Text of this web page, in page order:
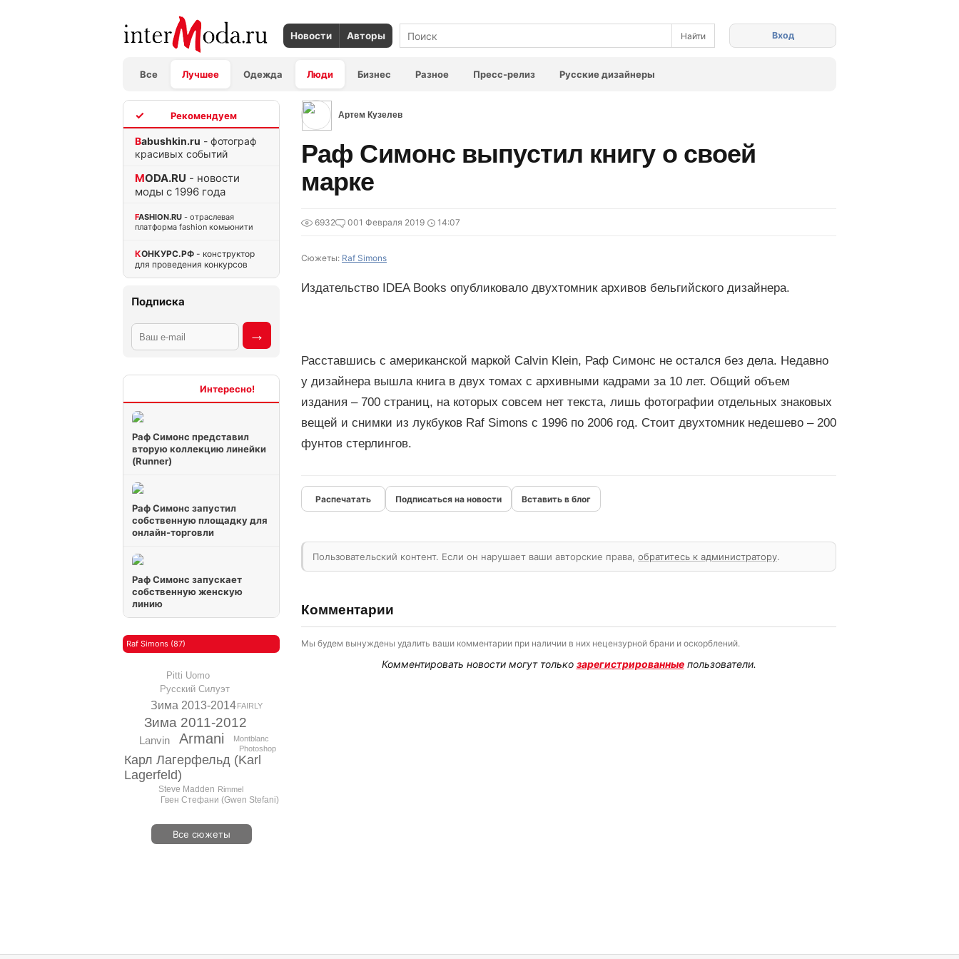
Новости Авторы
Все Лучшее Одежда Люди Бизнес Разное Пресс-релиз Русские дизайнеры
Вход
Babushkin.ru - фотограф
красивых событий
MODA.RU - новости
моды с 1996 года
FASHION.RU - отраслевая
платформа fashion комьюнити
КОНКУРС.РФ - конструктор
для проведения конкурсов
Подписка
Раф Симонс представил
вторую коллекцию линейки
(Runner)
Раф Симонс запустил
собственную площадку для
онлайн-торговли
Раф Симонс запускает
собственную женскую
линию
Raf Simons (87)
Armani
Зима 2011-2012
Карл Лагерфельд (Karl
Lagerfeld)
Зима 2013-2014
Lanvin
Русский Силуэт
Pitti Uomo
Steve Madden
Гвен Стефани (Gwen Stefani)
Photoshop
Montblanc
FAIRLY
Rimmel
Все сюжеты
Артем Кузелев
Раф Симонс выпустил книгу о своей
марке
6932 001 Февраля 2019 14:07
Сюжеты: Raf Simons
Издательство IDEA Books опубликовало двухтомник архивов бельгийского дизайнера.
Расставшись с американской маркой Calvin Klein, Раф Симонс не остался без дела. Недавно
у дизайнера вышла книга в двух томах с архивными кадрами за 10 лет. Общий объем
издания – 700 страниц, на которых совсем нет текста, лишь фотографии отдельных знаковых
вещей и снимки из лукбуков Raf Simons с 1996 по 2006 год. Стоит двухтомник недешево – 200
фунтов стерлингов.
Подписаться на новости Вставить в блог
Пользовательский контент. Если он нарушает ваши авторские права, обратитесь к администратору.
Комментарии
Мы будем вынуждены удалить ваши комментарии при наличии в них нецензурной брани и оскорблений.
Комментировать новости могут только зарегистрированныепользователи.